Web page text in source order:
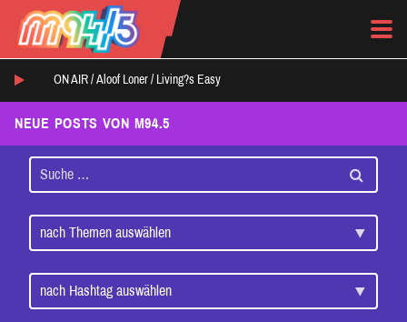
ON AIR / Aloof Loner / Living?s Easy
NEUE POSTS VON M94.5